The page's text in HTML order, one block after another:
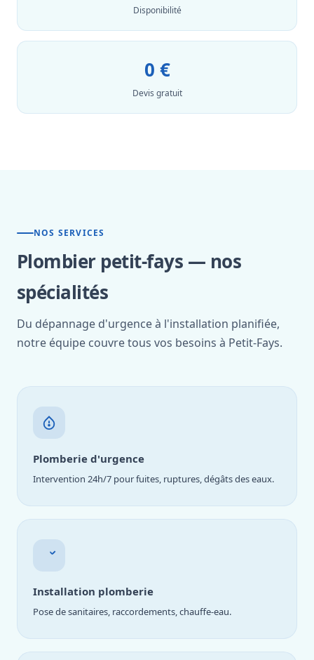
Disponibilité
0 €
Devis gratuit
NOS SERVICES
Plombier petit-fays — nos
spécialités
Du dépannage d'urgence à l'installation planifiée,
notre équipe couvre tous vos besoins à Petit-Fays.
Plomberie d'urgence
Intervention 24h/7 pour fuites, ruptures, dégâts des eaux.
Installation plomberie
Pose de sanitaires, raccordements, chauffe-eau.